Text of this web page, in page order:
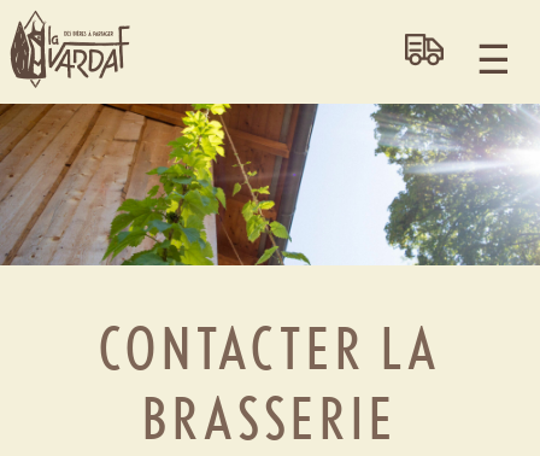
contenu
principal
pied
de
page
CONTACTER LA
BRASSERIE